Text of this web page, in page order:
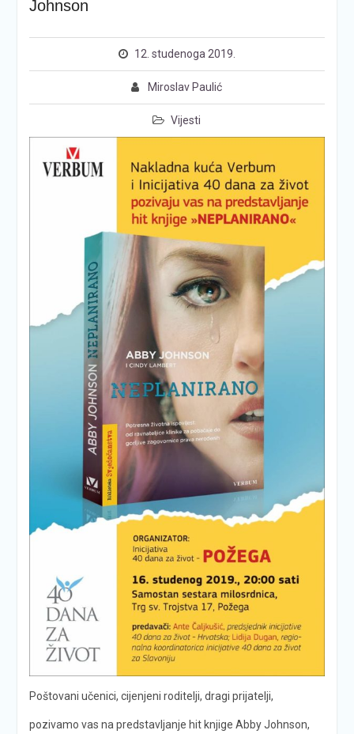
Johnson
12. studenoga 2019.
Miroslav Paulić
Vijesti
Poštovani učenici, cijenjeni roditelji, dragi prijatelji,
pozivamo vas na predstavljanje hit knjige Abby Johnson,